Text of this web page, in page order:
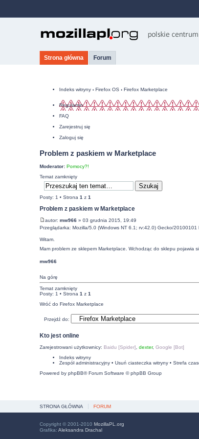
Strona główna Forum
Indeks witryny ‹ Firefox OS ‹ Firefox Marketplace
Regulamin
FAQ
Zarejestruj się
Zaloguj się
Problem z paskiem w Marketplace
Moderator: Pomocy?!
Temat zamknięty
Posty: 1 • Strona 1 z 1
Problem z paskiem w Marketplace
autor: mw966» 03 grudnia 2015, 19:49
Przeglądarka: Mozilla/5.0 (Windows NT 6.1; rv:42.0) Gecko/20100101
Witam.
Mam problem ze sklepem Marketplace. Wchodząc do sklepu pojawia
mw966
Na górę
Temat zamknięty
Posty: 1 • Strona 1 z 1
Wróć do Firefox Marketplace
Przejdź do:
Kto jest online
Zarejestrowani użytkownicy: Baidu [Spider] dexter, Google [Bot]
Indeks witryny
Zespół administracyjny• Usuń ciasteczka witryny• Strefa
Powered by phpBB® Forum Software © phpBB Group
STRONA GŁÓWNA FORUM
Copyright © 2001-2010 MozillaPL.org
Grafika: Aleksandra Drachal